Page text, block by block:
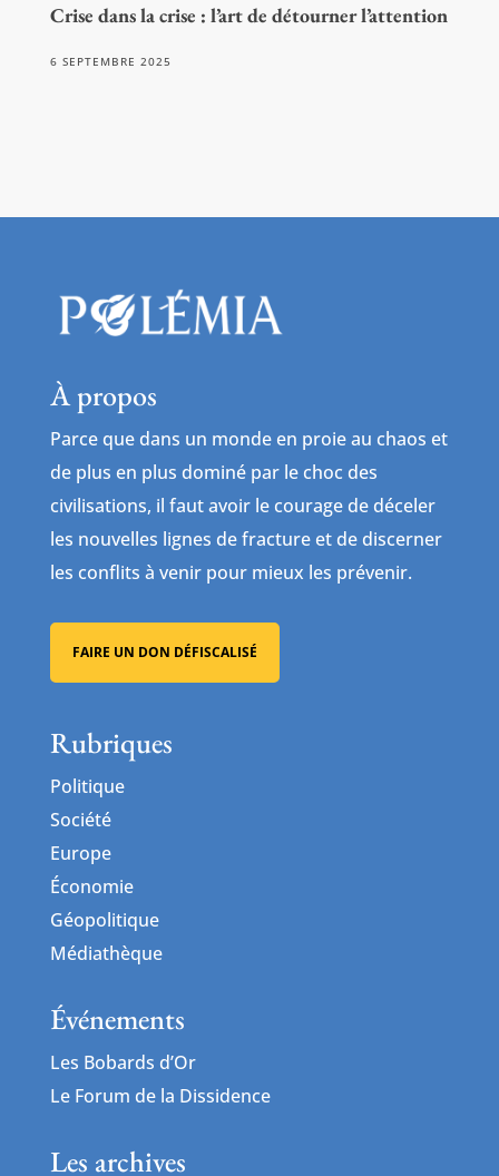
Crise dans la crise : l’art de détourner l’attention
6 SEPTEMBRE 2025
À propos
Parce que dans un monde en proie au chaos et
de plus en plus dominé par le choc des
civilisations, il faut avoir le courage de déceler
les nouvelles lignes de fracture et de discerner
les conflits à venir pour mieux les prévenir.
FAIRE UN DON DÉFISCALISÉ
Rubriques
Politique
Société
Europe
Économie
Géopolitique
Médiathèque
Événements
Les Bobards d’Or
Le Forum de la Dissidence
Les archives